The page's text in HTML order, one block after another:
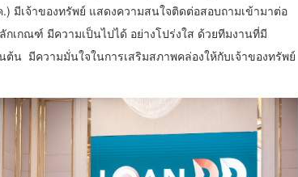
มีเจ้าของทรัพย์ แสดงความสนใจติดต่อสอบถามเข้ามาต่อ
เกณฑ์ มีความเป็นไปได้ อย่างโปร่งใส ด้วยทีมงานที่มี
มีความมั่นใจในการเสริมสภาพคล่องให้กับเจ้าของทรัพย์